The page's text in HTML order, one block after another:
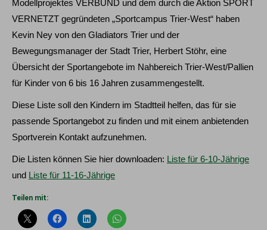
Modellprojektes VERBUND und dem durch die Aktion SPORT
VERNETZT gegründeten „Sportcampus Trier-West“ haben
Kevin Ney von den Gladiators Trier und der
Bewegungsmanager der Stadt Trier, Herbert Stöhr, eine
Übersicht der Sportangebote im Nahbereich Trier-West/Pallien
für Kinder von 6 bis 16 Jahren zusammengestellt.
Diese Liste soll den Kindern im Stadtteil helfen, das für sie
passende Sportangebot zu finden und mit einem anbietenden
Sportverein Kontakt aufzunehmen.
Die Listen können Sie hier downloaden: Liste für 6-10-Jährige
und Liste für 11-16-Jährige
Teilen mit: